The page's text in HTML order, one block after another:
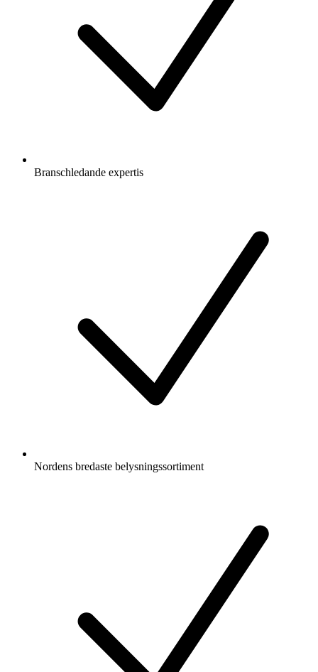
Branschledande expertis
Nordens bredaste belysningssortiment